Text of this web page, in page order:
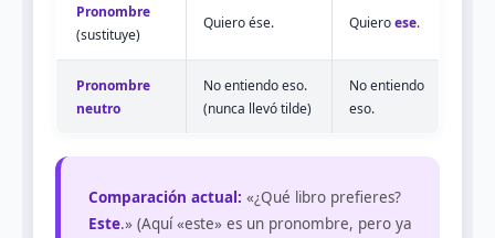
Pronombre
(sustituye)
Quiero ése. Quieroese.
Pronombre
neutro
No entiendo eso.
(nunca llevó tilde)
No entiendo
eso.
Comparación actual: «¿Qué libro prefieres?
Este.» (Aquí «este» es un pronombre, pero ya